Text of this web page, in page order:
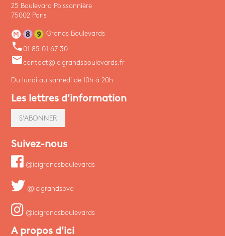
25 Boulevard Poissonnière
75002 Paris
Grands Boulevards
phone 01 85 01 67 30
emailcontact@icigrandsboulevards.fr
Du lundi au samedi de 10h à 20h
Les lettres d'information
S'ABONNER
Suivez-nous
@icigrandsboulevards
@icigrandsbvd
@icigrandsboulevards
A propos d'ici